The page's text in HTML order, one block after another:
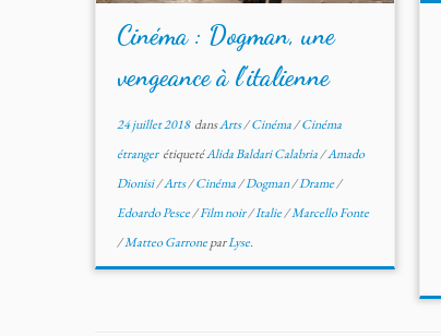
Cinéma : Dogman, une
vengeance à l’italienne
24 juillet 2018dansArts/Cinéma/Cinéma
étranger étiquetéAlida Baldari Calabria/Amado
Dionisi/Arts/Cinéma/Dogman/Drame/
Edoardo Pesce/Film noir/Italie/Marcello Fonte
/Matteo GarroneparLyse.